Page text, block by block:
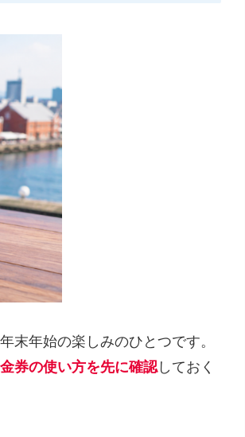
末年始の楽しみのひとつです。
券の使い方を先に確認しておく